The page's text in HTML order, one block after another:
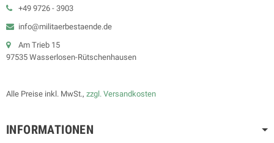
+49 9726 - 3903
info@militaerbestaende.de
Am Trieb 15
97535 Wasserlosen-Rütschenhausen
Alle Preise inkl. MwSt., zzgl. Versandkosten
INFORMATIONEN